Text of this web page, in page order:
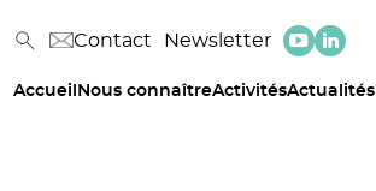
Contact Newsletter
Accueil Nous connaîtreActivitésActualités